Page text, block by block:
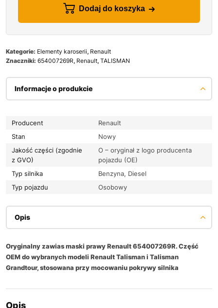
Dodaj do koszyka
Kategorie: Elementy karoserii, Renault
Znaczniki: 654007269R, Renault, TALISMAN
Informacje o produkcie
Producent
Renault
Stan
Nowy
Jakość części (zgodnie
z GVO)
O – oryginał z logo producenta
pojazdu (OE)
Typ silnika
Benzyna, Diesel
Typ pojazdu
Osobowy
Opis
Oryginalny zawias maski prawy Renault 654007269R. Część
OEM do wybranych modeli Renault Talisman i Talisman
Grandtour, stosowana przy mocowaniu pokrywy silnika
Opis